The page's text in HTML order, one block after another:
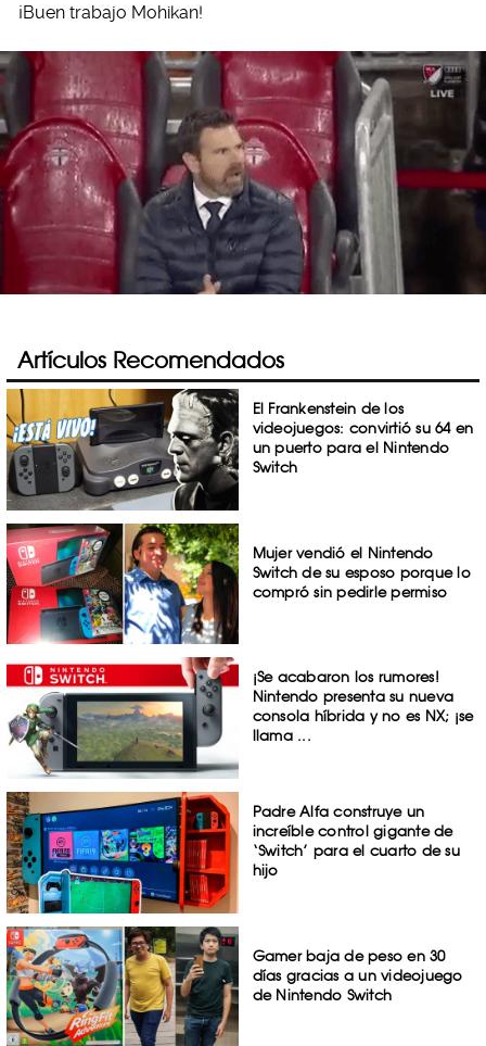
¡Buen trabajo Mohikan!
Artículos Recomendados
El Frankenstein de los
videojuegos: convirtió su 64 en
un puerto para el Nintendo
Switch
Mujer vendió el Nintendo
Switch de su esposo porque lo
compró sin pedirle permiso
¡Se acabaron los rumores!
Nintendo presenta su nueva
consola híbrida y no es NX; ¡se
llama ...
Padre Alfa construye un
increíble control gigante de
‘Switch’ para el cuarto de su
hijo
Gamer baja de peso en 30
días gracias a un videojuego
de Nintendo Switch